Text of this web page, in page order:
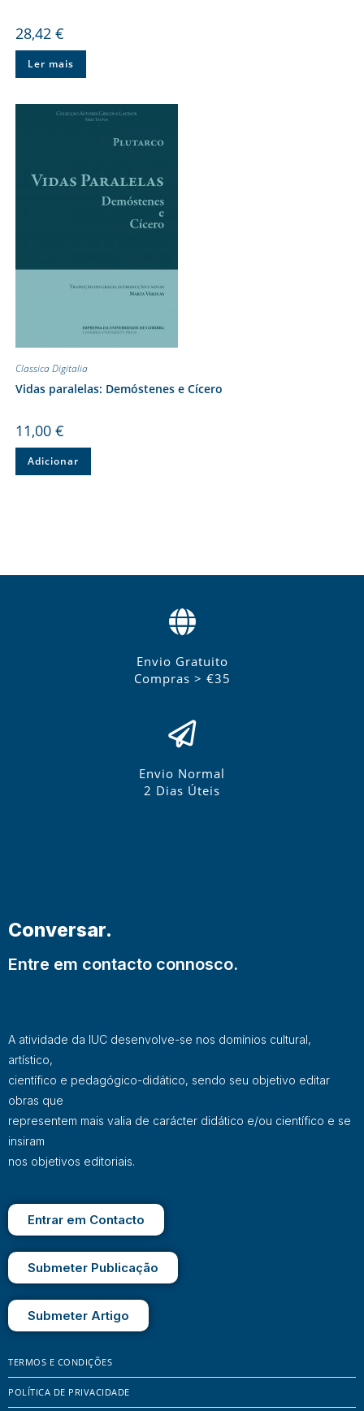
28,42 €
Ler mais
Classica Digitalia
Vidas paralelas: Demóstenes e Cícero
11,00 €
Adicionar
Envio Gratuito
Compras > €35
Envio Normal
2 Dias Úteis
Conversar.
Entre em contacto connosco.
A atividade da IUC desenvolve-se nos domínios cultural,
artístico,
científico e pedagógico-didático, sendo seu objetivo editar
obras que
representem mais valia de carácter didático e/ou científico e se
insiram
nos objetivos editoriais.
Entrar em Contacto
Submeter Publicação
Submeter Artigo
TERMOS E CONDIÇÕES
POLÍTICA DE PRIVACIDADE